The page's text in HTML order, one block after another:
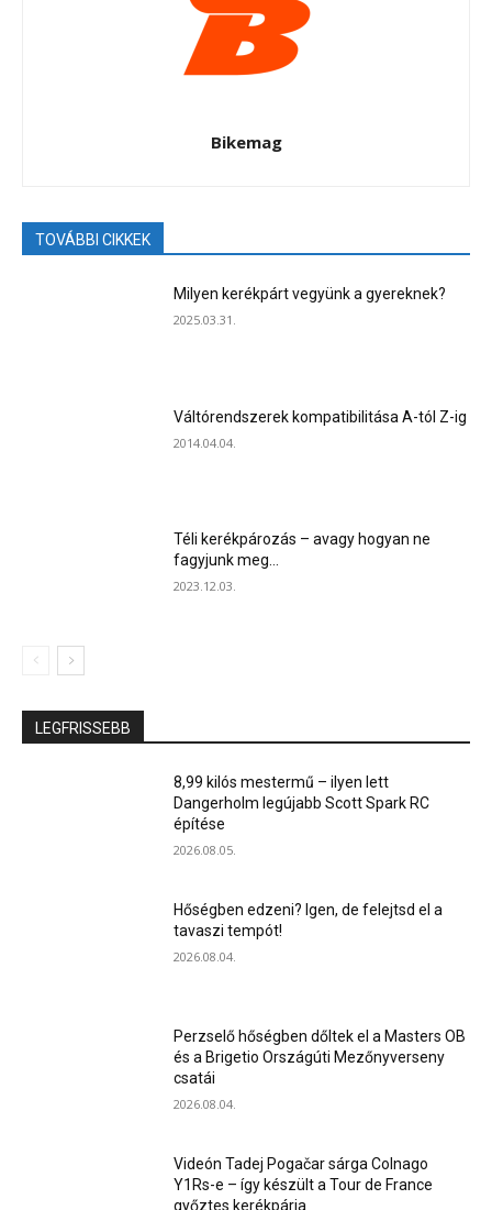
Bikemag
TOVÁBBI CIKKEK
Milyen kerékpárt vegyünk a gyereknek?
2025.03.31.
Váltórendszerek kompatibilitása A-tól Z-ig
2014.04.04.
Téli kerékpározás – avagy hogyan ne
fagyjunk meg…
2023.12.03.
LEGFRISSEBB
8,99 kilós mestermű – ilyen lett
Dangerholm legújabb Scott Spark RC
építése
2026.08.05.
Hőségben edzeni? Igen, de felejtsd el a
tavaszi tempót!
2026.08.04.
Perzselő hőségben dőltek el a Masters OB
és a Brigetio Országúti Mezőnyverseny
csatái
2026.08.04.
Videón Tadej Pogačar sárga Colnago
Y1Rs-e – így készült a Tour de France
győztes kerékpárja